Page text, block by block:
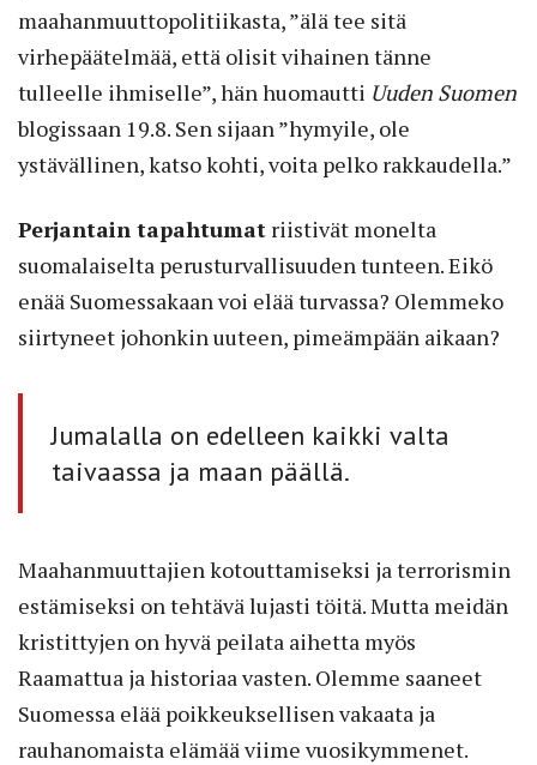
maahanmuuttopolitiikasta, ”älä tee sitä
virhepäätelmää, että olisit vihainen tänne
tulleelle ihmiselle”, hän huomautti Uuden Suomen
blogissaan 19.8. Sen sijaan ”hymyile, ole
ystävällinen, katso kohti, voita pelko rakkaudella.”
Perjantain tapahtumat riistivät monelta
suomalaiselta perusturvallisuuden tunteen. Eikö
enää Suomessakaan voi elää turvassa? Olemmeko
siirtyneet johonkin uuteen, pimeämpään aikaan?
Jumalalla on edelleen kaikki valta
taivaassa ja maan päällä.
Maahanmuuttajien kotouttamiseksi ja terrorismin
estämiseksi on tehtävä lujasti töitä. Mutta meidän
kristittyjen on hyvä peilata aihetta myös
Raamattua ja historiaa vasten. Olemme saaneet
Suomessa elää poikkeuksellisen vakaata ja
rauhanomaista elämää viime vuosikymmenet.